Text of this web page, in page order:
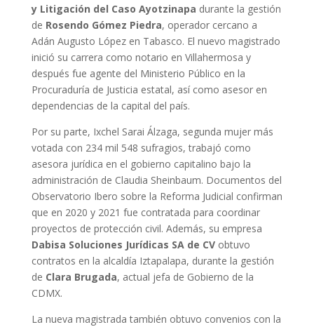
y Litigación del Caso Ayotzinapa durante la gestión
de Rosendo Gómez Piedra, operador cercano a
Adán Augusto López en Tabasco. El nuevo magistrado
inició su carrera como notario en Villahermosa y
después fue agente del Ministerio Público en la
Procuraduría de Justicia estatal, así como asesor en
dependencias de la capital del país.
Por su parte, Ixchel Sarai Álzaga, segunda mujer más
votada con 234 mil 548 sufragios, trabajó como
asesora jurídica en el gobierno capitalino bajo la
administración de Claudia Sheinbaum. Documentos del
Observatorio Ibero sobre la Reforma Judicial confirman
que en 2020 y 2021 fue contratada para coordinar
proyectos de protección civil. Además, su empresa
Dabisa Soluciones Jurídicas SA de CVobtuvo
contratos en la alcaldía Iztapalapa, durante la gestión
de Clara Brugada, actual jefa de Gobierno de la
CDMX.
La nueva magistrada también obtuvo convenios con la